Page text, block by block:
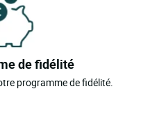
de fidélité
programme de fidélité.